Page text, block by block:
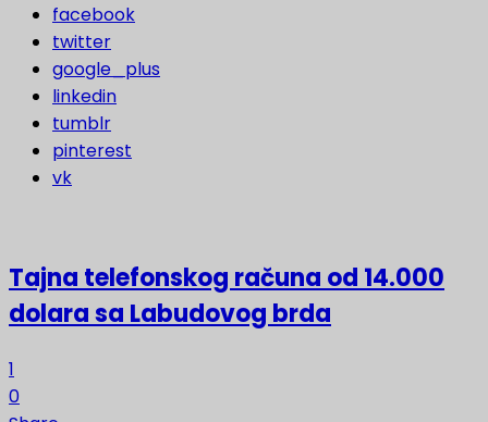
facebook
twitter
google_plus
linkedin
tumblr
pinterest
vk
Tajna telefonskog računa od 14.000
dolara sa Labudovog brda
1
0